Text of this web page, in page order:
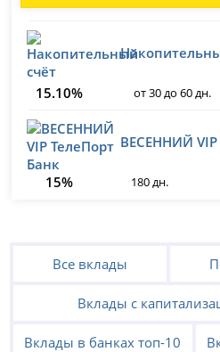
15.10% от 30 до 60 дн.
ВЕСЕННИЙ VIP
15% 180 дн.
Все вклады
Вклады с
Вклады в банках топ-10